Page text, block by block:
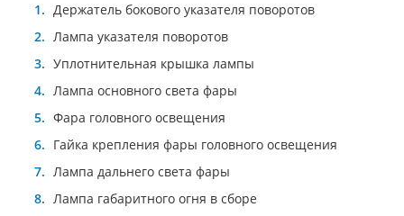
Держатель бокового указателя поворотов
Лампа указателя поворотов
Уплотнительная крышка лампы
Лампа основного света фары
Фара головного освещения
Гайка крепления фары головного освещения
Лампа дальнего света фары
Лампа габаритного огня в сборе